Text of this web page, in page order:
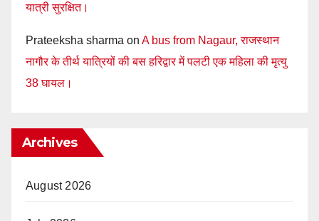
यात्री सुरक्षित।
Prateeksha sharma on A bus from Nagaur, राजस्थान
नागौर के तीर्थ यात्रियों की बस हरिद्वार में पलटी एक महिला की मृत्यु
38 घायल।
Archives
August 2026